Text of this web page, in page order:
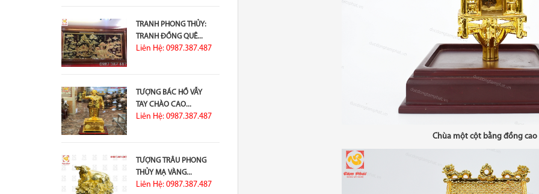
TRANH PHONG THỦY:
TRANH ĐỒNG QUÊ...
Liên Hệ: 0987.387.487
TƯỢNG BÁC HỒ VẪY
TAY CHÀO CAO...
Liên Hệ: 0987.387.487
TƯỢNG TRÂU PHONG
THỦY MẠ VÀNG...
Liên Hệ: 0987.387.487
Chùa một cột bằng đồng cao